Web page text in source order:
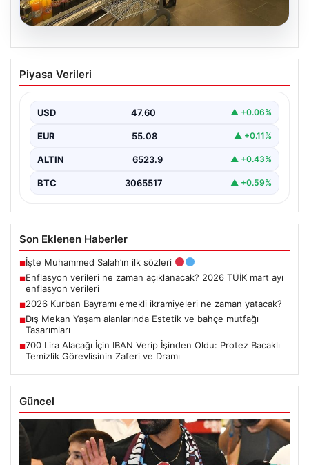
Enflasyon verileri ne zaman
açıklanacak? 2026 TÜİK mart ayı
Piyasa Verileri
USD 47.60 ▲ +0.06%
EUR 55.08 ▲ +0.11%
ALTIN 6523.9 ▲ +0.43%
BTC 3065517 ▲ +0.59%
Son Eklenen Haberler
■İşte Muhammed Salah’ın ilk sözleri
■Enflasyon verileri ne zaman açıklanacak? 2026 TÜİK mart ayı
enflasyon verileri
■2026 Kurban Bayramı emekli ikramiyeleri ne zaman yatacak?
■Dış Mekan Yaşam alanlarında Estetik ve bahçe mutfağı
Tasarımları
■700 Lira Alacağı İçin IBAN Verip İşinden Oldu: Protez Bacaklı
Temizlik Görevlisinin Zaferi ve Dramı
Güncel